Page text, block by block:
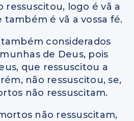
ressuscitou, logo é vã a
também é vã a vossa fé.
também considerados
de Deus, pois
que ressuscitou a
não ressuscitou, se,
não ressuscitam.
não ressuscitam,